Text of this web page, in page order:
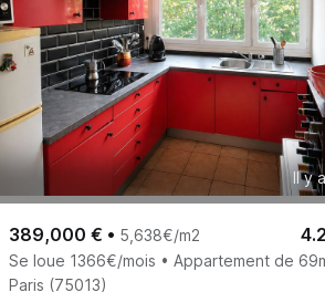
Il y
389,000 € • 5,638€/m2
Se loue 1366€/mois • Appartement de
Paris (75013)